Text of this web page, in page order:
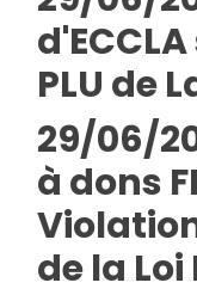
PLU de
29/06/
à dons
de la